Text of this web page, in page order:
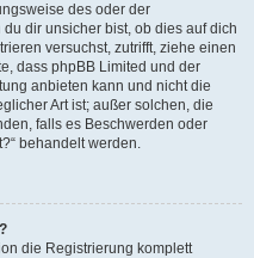
des oder der
dir unsicher bist, ob dies auf dich
versuchst, zutrifft, ziehe einen
dass phpBB Limited und der
anbieten kann und nicht die
Art ist; außer solchen, die
falls es Beschwerden oder
behandelt werden.
die Registrierung komplett